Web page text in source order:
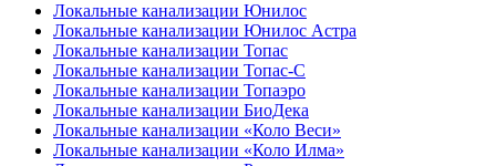
Локальные канализации Юнилос
Локальные канализации Юнилос Астра
Локальные канализации Топас
Локальные канализации Топас-С
Локальные канализации Топаэро
Локальные канализации БиоДека
Локальные канализации «Коло Веси»
Локальные канализации «Коло Илма»